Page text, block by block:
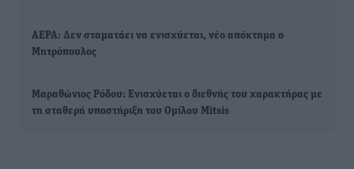
ΑΕΡΑ: Δεν σταματάει να ενισχύεται, νέο απόκτημα ο
Μητρόπουλος
Μαραθώνιος Ρόδου: Ενισχύεται ο διεθνής του χαρακτήρας με
τη σταθερή υποστήριξη του Ομίλου Mitsis